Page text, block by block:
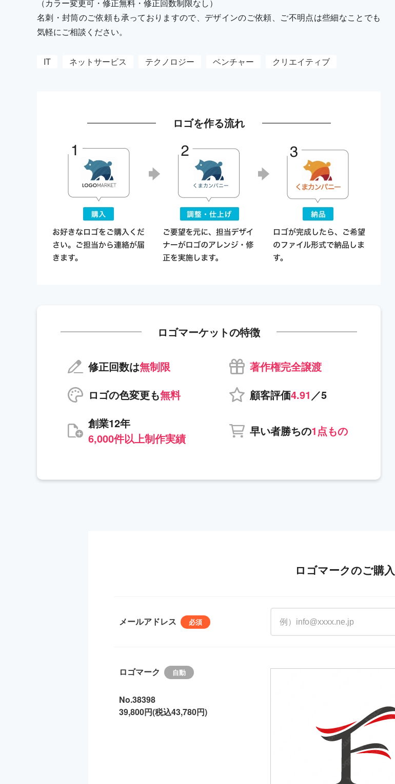
（カラー変更可・修正無料・修正回数制限なし）
名刺・封筒のご依頼も承っておりますので、デザインのご依頼、ご不明点は些細なことでも
気軽にご相談ください。
IT ネットサービス テクノロジー ベンチャー クリエイティブ
ロゴを作る流れ
ロゴマーケットの特徴
修正回数は無制限
著作権完全譲渡
ロゴの色変更も無料 顧客評価4.91 ／5
創業12年
6,000件以上制作実績
早い者勝ちの1点もの
ロゴマークのご購入
メールアドレス
ロゴマーク
No.38398
39,800円(税込43,780円)